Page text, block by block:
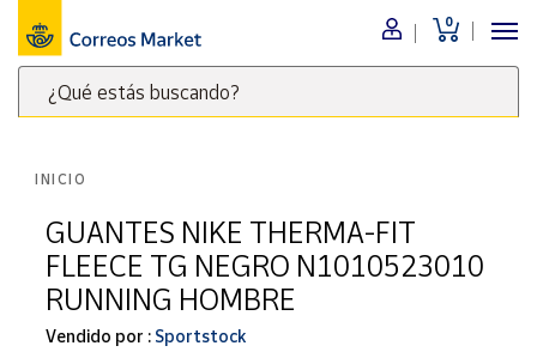
0
¿Qué estás buscando?
clave
para
buscar
productos
Correos
Menú
Nuestro
catálogo
Alimentación
Bebidas
Ocio y cultura
Juguetes y
juegos
INICIO
GUANTES NIKE THERMA-FIT
FLEECE TG NEGRO N1010523010
RUNNING HOMBRE
Vendido por : Sportstock